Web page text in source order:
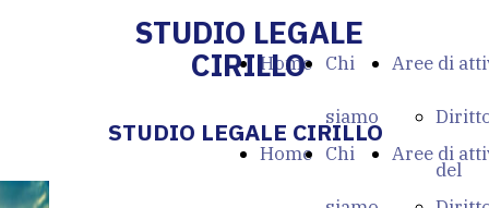
STUDIO LEGALE
CIRILLO
Home Chi
siamo
Aree di
del
STUDIO LEGALE CIRILLO
Home Chi Aree di